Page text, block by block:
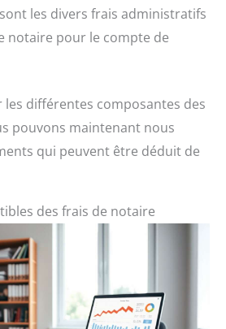
les divers frais administratifs
notaire pour le compte de
les différentes composantes des
pouvons maintenant nous
qui peuvent être déduit de
des frais de notaire